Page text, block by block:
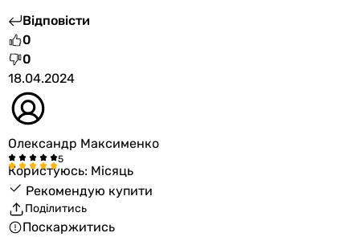
Відповісти
0
0
18.04.2024
Олександр Максименко
Користуюсь: Місяць
Рекомендую купити
Поділитись
Поскаржитись